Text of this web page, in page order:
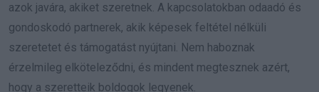
azok javára, akiket szeretnek. A kapcsolatokban odaadó és
gondoskodó partnerek, akik képesek feltétel nélküli
szeretetet és támogatást nyújtani. Nem haboznak
érzelmileg elköteleződni, és mindent megtesznek azért,
hogy a szeretteik boldogok legyenek.